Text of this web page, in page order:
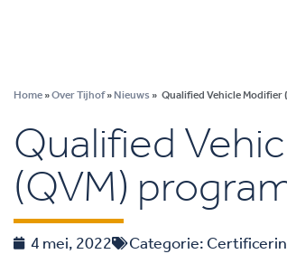
Home »Over Tijhof» Nieuws » Qualified Vehicle Modifier
Qualified
(QVM)
4 mei, 2022 Categorie: